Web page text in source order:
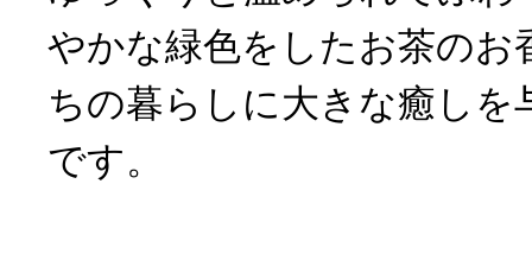
やかな緑色をしたお茶のお
ちの暮らしに大きな癒しを
です。